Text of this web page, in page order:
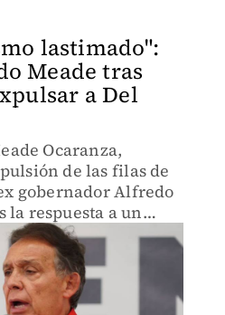
lastimado":
Meade tras
a Del
Ocaranza,
de las filas de
gobernador Alfredo
la respuesta a un